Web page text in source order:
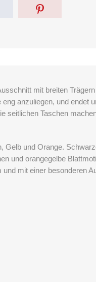
mit breiten
anzuliegen, und endet
seitlichen Taschen
und Orange.
und orangegelbe
mit einer besonderen